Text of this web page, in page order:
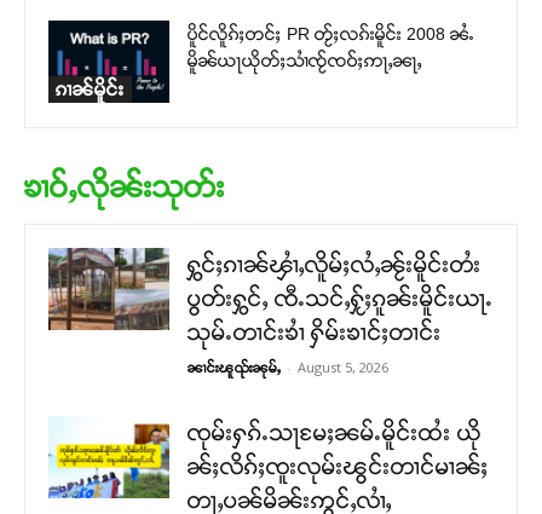
ၵၢၼ်မိူင်း
ပိူင်လိူၵ်ႈတင်ႈ PR တႂ်ႈလၵ်းမိူင်း 2008 ၼႆႉ
မိူၼ်ယႃယိုတ်ႈသၢႆၸႂ်ၸဝ်ႈဢႃႇၼႃႇ
ၶၢဝ်ႇလိုၼ်းသုတ်း
ႁွင်ႈၵၢၼ်ၾၢႆႇလိူမ်ႈလႆႇၼႂ်းမိူင်းတႆး
ပွတ်းႁွင်ႇ ၸီႉသင်ႇႁႂ်ႈၵူၼ်းမိူင်းယႃႉ
သုမ်ႉတၢင်းၶၢႆ ႁိမ်းၶၢင်ႈတၢင်း
ၼၢင်းၽူၺ်းၼုမ်ႇ - August 5, 2026
ၸုမ်းႁၵ်ႉသႃမႄႈၼမ်ႉမိူင်းထႆး ယို
ၼ်ႈလိၵ်ႈၸူးလုမ်းၽွင်းတၢင်မၢၼ်ႈ
တႃႇပၼ်မိၼ်းဢွင်ႇလၢႆႇ